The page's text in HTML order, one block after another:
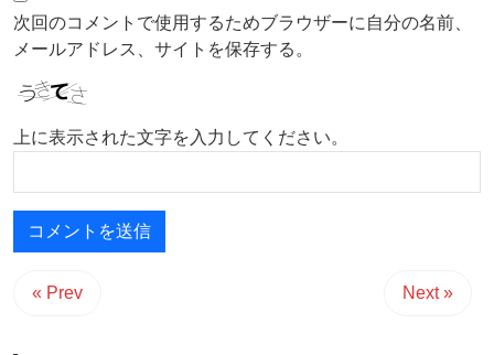
次回のコメントで使用するためブラウザーに自分の名前、
メールアドレス、サイトを保存する。
上に表示された文字を入力してください。
« Prev Next »